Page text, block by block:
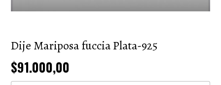
Dije Mariposa fuccia Plata-925
$91.000,00